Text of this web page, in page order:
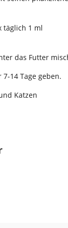
täglich 1 ml
das Futter
14 Tage geben.
Katzen